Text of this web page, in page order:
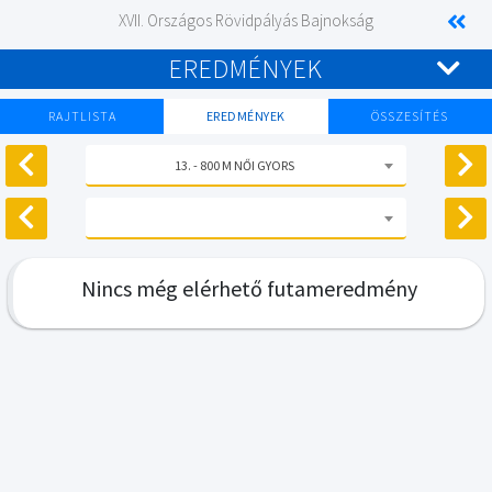
XVII. Országos Rövidpályás Bajnokság
EREDMÉNYEK
RAJTLISTA EREDMÉNYEK ÖSSZESÍTÉS
13. - 800 M NŐI GYORS
Nincs még elérhető futameredmény